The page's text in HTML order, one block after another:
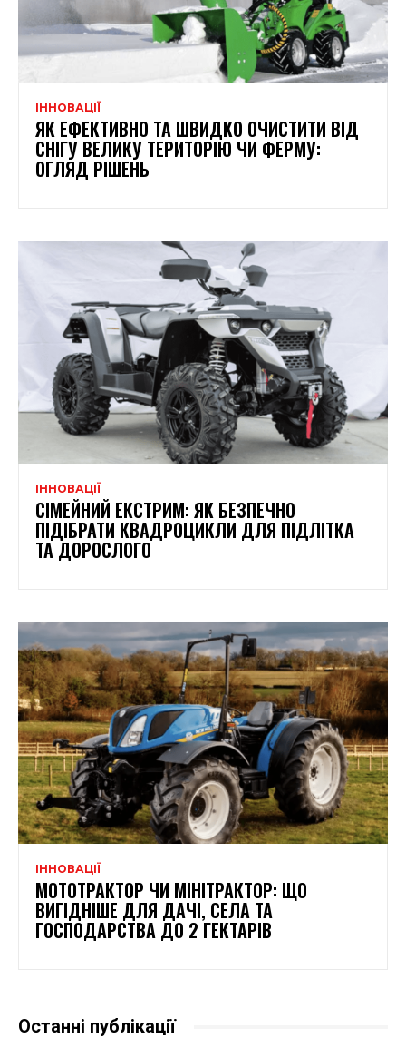
ІННОВАЦІЇ
ЯК ЕФЕКТИВНО ТА ШВИДКО ОЧИСТИТИ ВІД
СНІГУ ВЕЛИКУ ТЕРИТОРІЮ ЧИ ФЕРМУ:
ОГЛЯД РІШЕНЬ
ІННОВАЦІЇ
СІМЕЙНИЙ ЕКСТРИМ: ЯК БЕЗПЕЧНО
ПІДІБРАТИ КВАДРОЦИКЛИ ДЛЯ ПІДЛІТКА
ТА ДОРОСЛОГО
ІННОВАЦІЇ
МОТОТРАКТОР ЧИ МІНІТРАКТОР: ЩО
ВИГІДНІШЕ ДЛЯ ДАЧІ, СЕЛА ТА
ГОСПОДАРСТВА ДО 2 ГЕКТАРІВ
Останні публікації